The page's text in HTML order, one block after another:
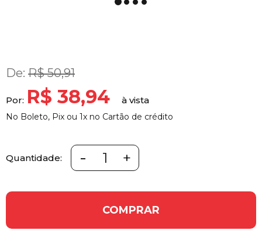
De: R$ 50,91
Por: R$ 38,94
No Boleto, Pix ou 1x no Cartão de crédito
Quantidade: - +
COMPRAR